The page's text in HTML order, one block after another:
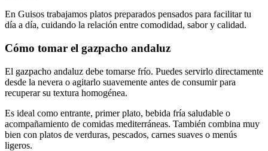
En Guisos trabajamos platos preparados pensados para facilitar tu
día a día, cuidando la relación entre comodidad, sabor y calidad.
Cómo tomar el gazpacho andaluz
El gazpacho andaluz debe tomarse frío. Puedes servirlo directamente
desde la nevera o agitarlo suavemente antes de consumir para
recuperar su textura homogénea.
Es ideal como entrante, primer plato, bebida fría saludable o
acompañamiento de comidas mediterráneas. También combina muy
bien con platos de verduras, pescados, carnes suaves o menús
ligeros.